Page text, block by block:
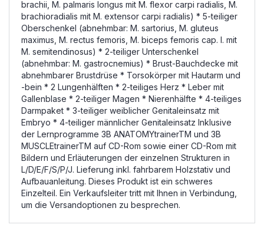
brachii, M. palmaris longus mit M. flexor carpi radialis, M.
brachioradialis mit M. extensor carpi radialis) * 5-teiliger
Oberschenkel (abnehmbar: M. sartorius, M. gluteus
maximus, M. rectus femoris, M. biceps femoris cap. l. mit
M. semitendinosus) * 2-teiliger Unterschenkel
(abnehmbar: M. gastrocnemius) * Brust-Bauchdecke mit
abnehmbarer Brustdrüse * Torsokörper mit Hautarm und
-bein * 2 Lungenhälften * 2-teiliges Herz * Leber mit
Gallenblase * 2-teiliger Magen * Nierenhälfte * 4-teiliges
Darmpaket * 3-teiliger weiblicher Genitaleinsatz mit
Embryo * 4-teiliger männlicher Genitaleinsatz Inklusive
der Lernprogramme 3B ANATOMYtrainerTM und 3B
MUSCLEtrainerTM auf CD-Rom sowie einer CD-Rom mit
Bildern und Erläuterungen der einzelnen Strukturen in
L/D/E/F/S/P/J. Lieferung inkl. fahrbarem Holzstativ und
Aufbauanleitung. Dieses Produkt ist ein schweres
Einzelteil. Ein Verkaufsleiter tritt mit Ihnen in Verbindung,
um die Versandoptionen zu besprechen.